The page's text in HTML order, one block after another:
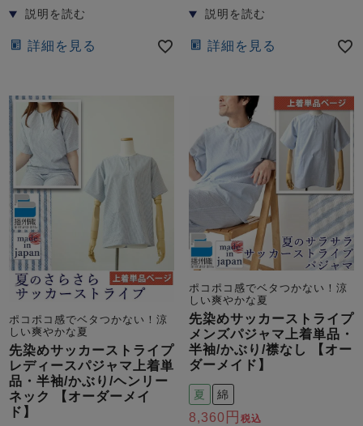
詳細を見る 詳細を見る
ポコポコ感でベタつかない！涼
しい爽やかな夏
先染めサッカーストライプ
レディースパジャマ上着単
品・半袖/かぶり/ヘンリー
ネック 【オーダーメイ
ド】
ポコポコ感でベタつかない！涼
しい爽やかな夏
先染めサッカーストライプ
メンズパジャマ上着単品・
半袖/かぶり/襟なし 【オー
ダーメイド】
夏 綿
8,360 税込